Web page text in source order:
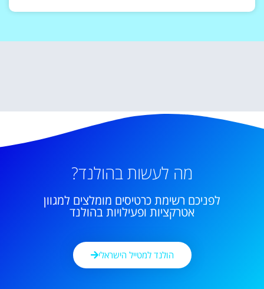
מה לעשות בהולנד?
לפניכם רשימת כרטיסים מומלצים למגוון
אטרקציות ופעילויות בהולנד
הולנד למטייל הישראלי